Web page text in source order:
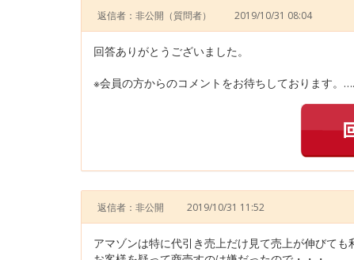
返信者：非公開 （質問者） 2019/10/31 08:04
回答ありがとうございました。
※会員の方からのコメントをお待ちしております
返信者：非公開 2019/10/31 11:52
アマゾンは特に代引き売上だけ見て売上が伸びても